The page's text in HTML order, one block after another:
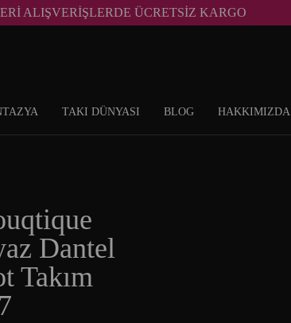
ALIŞVERİŞLERDE ÜCRETSİZ KARGO
TAKI DÜNYASI BLOG HAKKIMIZDA
Dantel
Takım